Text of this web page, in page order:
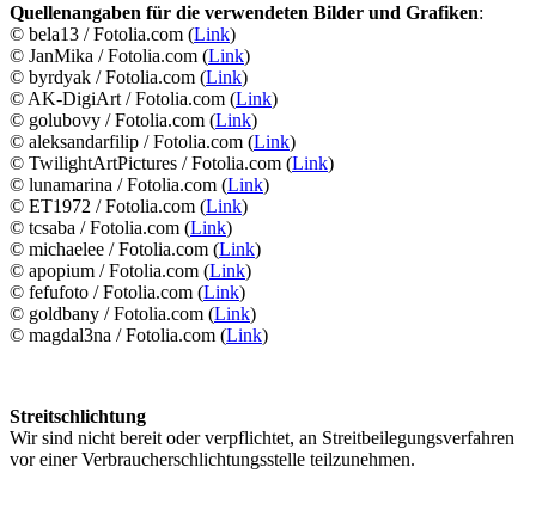
Quellenangaben für die verwendeten Bilder und Grafiken:
© bela13 / Fotolia.com (Link)
© JanMika / Fotolia.com (Link)
© byrdyak / Fotolia.com (Link)
© AK-DigiArt / Fotolia.com (Link)
© golubovy / Fotolia.com (Link)
© aleksandarfilip / Fotolia.com (Link)
© TwilightArtPictures / Fotolia.com (Link)
© lunamarina / Fotolia.com (Link)
© ET1972 / Fotolia.com (Link)
© tcsaba / Fotolia.com (Link)
© michaelee / Fotolia.com (Link)
© apopium / Fotolia.com (Link)
© fefufoto / Fotolia.com (Link)
© goldbany / Fotolia.com (Link)
© magdal3na / Fotolia.com (Link)
Streitschlichtung
Wir sind nicht bereit oder verpflichtet, an Streitbeilegungsverfahren
vor einer Verbraucherschlichtungsstelle teilzunehmen.